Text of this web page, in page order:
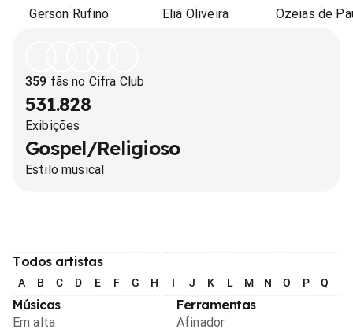
Gerson Rufino Eliã Oliveira Ozeias de
359 fãs no Cifra Club
531.828
Exibições
Gospel/Religioso
Estilo musical
Todos artistas
A B C D E F G H I J K L M N O P Q
Músicas
Em alta
Ferramentas
Afinador